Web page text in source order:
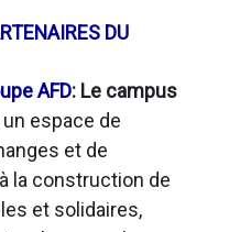
DU
AFD: Le campus
espace de
et de
la construction de
et solidaires,